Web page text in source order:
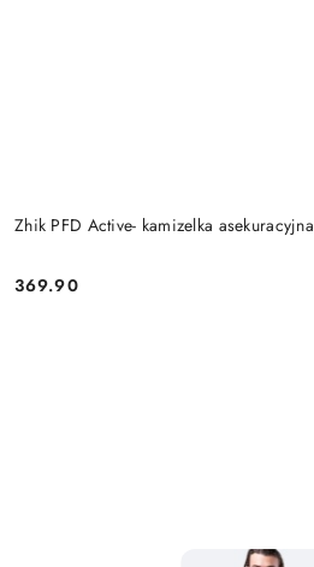
Zhik PFD Active- kamizelka asekuracyjna
Cena:
369.90